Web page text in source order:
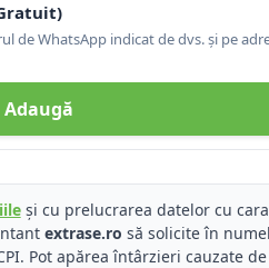
de WhatsApp indicat de dvs. și pe
Adaugă
și cu prelucrarea datelor cu
extrase.ro să solicite în
Pot apărea întârzieri cauzate de